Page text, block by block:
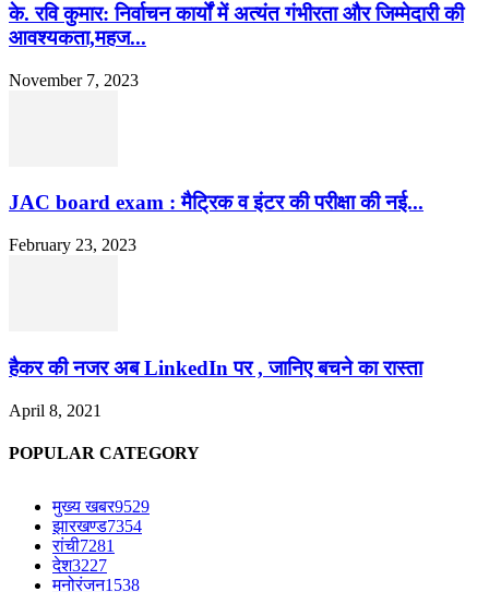
के. रवि कुमार: निर्वाचन कार्यों में अत्यंत गंभीरता और जिम्मेदारी की
आवश्यकता,महज...
November 7, 2023
JAC board exam : मैट्रिक व इंटर की परीक्षा की नई...
February 23, 2023
हैकर की नजर अब LinkedIn पर , जानिए बचने का रास्ता
April 8, 2021
POPULAR CATEGORY
मुख्य खबर9529
झारखण्ड7354
रांची7281
देश3227
मनोरंजन1538